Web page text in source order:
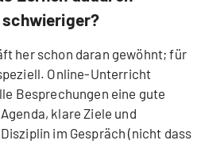
her schon daran gewöhnt; für
Online-Unterricht
Besprechungen eine gute
klare Ziele und
im Gespräch (nicht dass